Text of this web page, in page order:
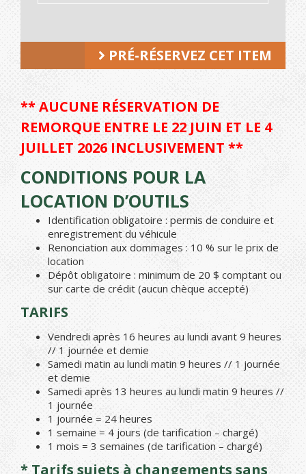
PRÉ-RÉSERVEZ CET ITEM
** AUCUNE RÉSERVATION DE
REMORQUE ENTRE LE 22 JUIN ET LE 4
JUILLET 2026 INCLUSIVEMENT **
CONDITIONS POUR LA
LOCATION D’OUTILS
Identification obligatoire : permis de conduire et
enregistrement du véhicule
Renonciation aux dommages : 10 % sur le prix de
location
Dépôt obligatoire : minimum de 20 $ comptant ou
sur carte de crédit (aucun chèque accepté)
TARIFS
Vendredi après 16 heures au lundi avant 9 heures
// 1 journée et demie
Samedi matin au lundi matin 9 heures // 1 journée
et demie
Samedi après 13 heures au lundi matin 9 heures //
1 journée
1 journée = 24 heures
1 semaine = 4 jours (de tarification – chargé)
1 mois = 3 semaines (de tarification – chargé)
* Tarifs sujets à changements sans